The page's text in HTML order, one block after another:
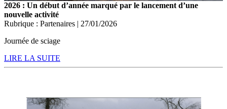
2026 : Un début d’année marqué par le lancement d’une
nouvelle activité
Rubrique : Partenaires | 27/01/2026
Journée de sciage
LIRE LA SUITE